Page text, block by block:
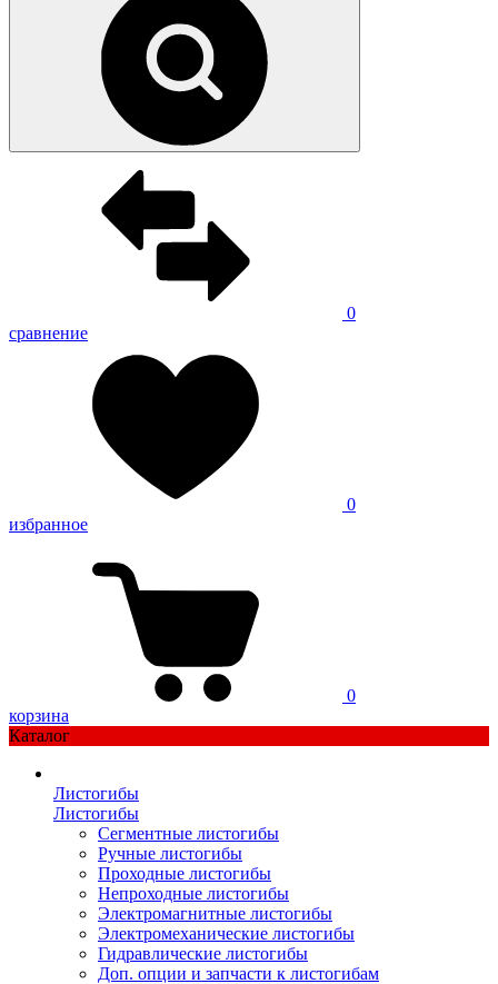
0
сравнение
0
избранное
0
корзина
Каталог
Листогибы
Листогибы
Сегментные листогибы
Ручные листогибы
Проходные листогибы
Непроходные листогибы
Электромагнитные листогибы
Электромеханические листогибы
Гидравлические листогибы
Доп. опции и запчасти к листогибам